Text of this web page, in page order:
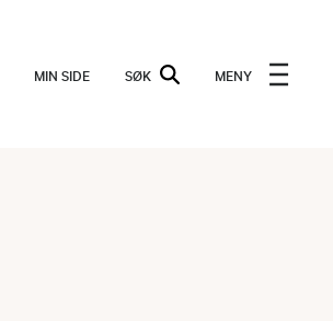
MIN SIDE SØK MENY